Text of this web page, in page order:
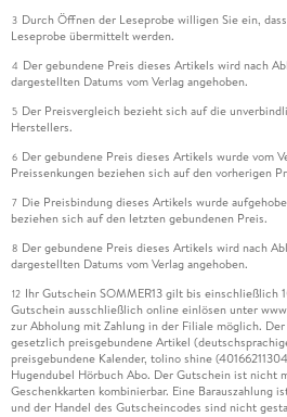
3 Durch Öffnen der Leseprobe willigen Sie ein,
Leseprobe übermittelt werden.
4 Der gebundene Preis dieses Artikels wird nach
dargestellten Datums vom Verlag angehoben.
5 Der Preisvergleich bezieht sich auf die
Herstellers.
6 Der gebundene Preis dieses Artikels wurde vom
Preissenkungen beziehen sich auf den vorherigen
7 Die Preisbindung dieses Artikels wurde
beziehen sich auf den letzten gebundenen Preis.
8 Der gebundene Preis dieses Artikels wird nach
dargestellten Datums vom Verlag angehoben.
12 Ihr Gutschein SOMMER13 gilt bis einschließlich
Gutschein ausschließlich online einlösen unter
zur Abholung mit Zahlung in der Filiale möglich.
gesetzlich preisgebundene Artikel
preisgebundene Kalender, tolino shine
Hugendubel Hörbuch Abo. Der Gutschein ist nicht
Geschenkkarten kombinierbar. Eine Barauszahlung
und der Handel des Gutscheincodes sind nicht